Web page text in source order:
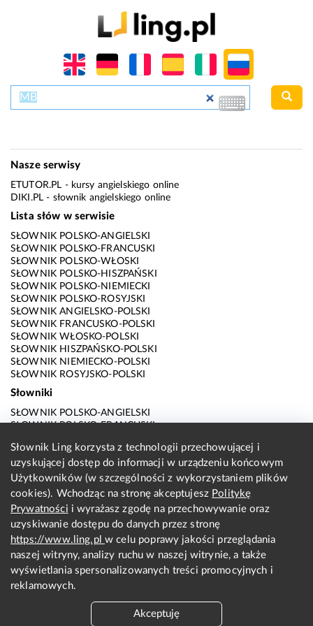
Nasze serwisy
ETUTOR.PL - kursy angielskiego online
DIKI.PL - słownik angielskiego online
Lista słów w serwisie
SŁOWNIK POLSKO-ANGIELSKI
SŁOWNIK POLSKO-FRANCUSKI
SŁOWNIK POLSKO-WŁOSKI
SŁOWNIK POLSKO-HISZPAŃSKI
SŁOWNIK POLSKO-NIEMIECKI
SŁOWNIK POLSKO-ROSYJSKI
SŁOWNIK ANGIELSKO-POLSKI
SŁOWNIK FRANCUSKO-POLSKI
SŁOWNIK WŁOSKO-POLSKI
SŁOWNIK HISZPAŃSKO-POLSKI
SŁOWNIK NIEMIECKO-POLSKI
SŁOWNIK ROSYJSKO-POLSKI
Słowniki
SŁOWNIK POLSKO-ANGIELSKI
SŁOWNIK POLSKO-FRANCUSKI
SŁOWNIK POLSKO-HISZPAŃSKI
SŁOWNIK POLSKO-NIEMIECKI
SŁOWNIK POLSKO-ROSYJSKI
SŁOWNIK ANGIELSKO-POLSKI
SŁOWNIK FRANCUSKO-POLSKI
SŁOWNIK WŁOSKO-POLSKI
SŁOWNIK HISZPAŃSKO-POLSKI
SŁOWNIK NIEMIECKO-POLSKI
SŁOWNIK ROSYJSKO-POLSKI
O nas
KONTAKT Z REDAKCJĄ
Słownik Ling korzysta z technologii przechowującej i
uzyskującej dostęp do informacji w urządzeniu końcowym
Użytkowników (w szczególności z wykorzystaniem plików
cookies). Wchodząc na stronę akceptujesz Politykę
Prywatności i wyrażasz zgodę na przechowywanie oraz
uzyskiwanie dostępu do danych przez stronę
https://www.ling.plw celu poprawy jakości przeglądania
naszej witryny, analizy ruchu w naszej witrynie, a także
wyświetlania spersonalizowanych treści promocyjnych i
reklamowych.
Akceptuję